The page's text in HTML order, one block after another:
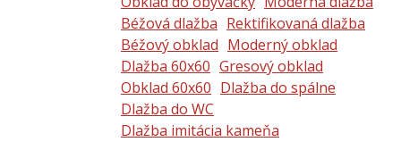
Béžová dlažba Rektifikovaná dlažba
Béžový obklad Moderný obklad
Dlažba 60x60 Gresový obklad
Obklad 60x60 Dlažba do spálne
Dlažba do WC
Dlažba imitácia kameňa